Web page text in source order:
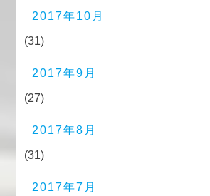
2017年10月
(31)
2017年9月
(27)
2017年8月
(31)
2017年7月